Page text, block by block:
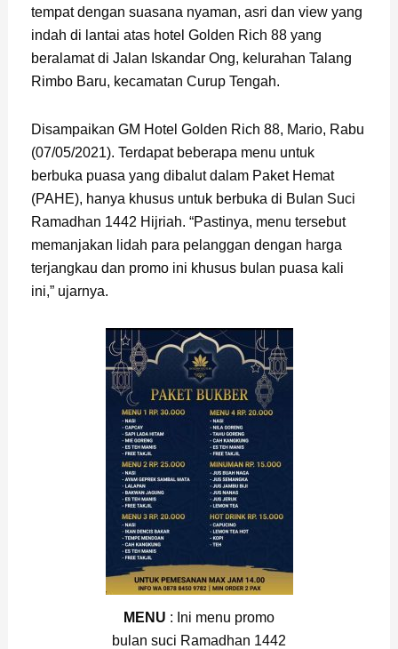
tempat dengan suasana nyaman, asri dan view yang
indah di lantai atas hotel Golden Rich 88 yang
beralamat di Jalan Iskandar Ong, kelurahan Talang
Rimbo Baru, kecamatan Curup Tengah.
Disampaikan GM Hotel Golden Rich 88, Mario, Rabu
(07/05/2021). Terdapat beberapa menu untuk
berbuka puasa yang dibalut dalam Paket Hemat
(PAHE), hanya khusus untuk berbuka di Bulan Suci
Ramadhan 1442 Hijriah. “Pastinya, menu tersebut
memanjakan lidah para pelanggan dengan harga
terjangkau dan promo ini khusus bulan puasa kali
ini,” ujarnya.
MENU : Ini menu promo
bulan suci Ramadhan 1442